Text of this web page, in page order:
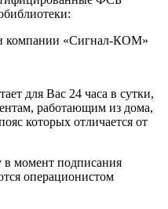
компании «Сигнал-КОМ»
для Вас 24 часа в сутки,
работающим из дома,
которых отличается от
в момент подписания
операционистом